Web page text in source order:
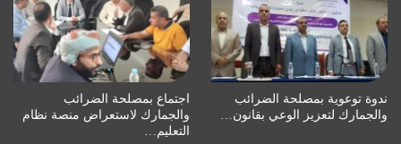
ندوة توعوية بمصلحة الضرائب
والجمارك لتعزيز الوعي بقانون…
اجتماع بمصلحة الضرائب
والجمارك لاستعراض منصة نظام
التعليم…